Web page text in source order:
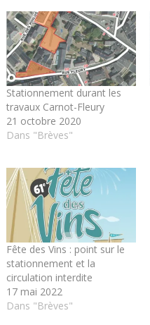
Stationnement durant les
travaux Carnot-Fleury
21 octobre 2020
Dans "Brèves"
Fête des Vins : point sur le
stationnement et la
circulation interdite
17 mai 2022
Dans "Brèves"